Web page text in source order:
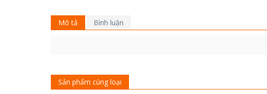
Mô tả Bình luận
Sản phẩm cùng loại